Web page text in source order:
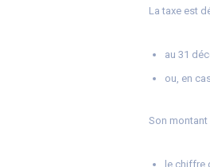
La taxe est
au 31
ou, en
Son montant
le chiffre